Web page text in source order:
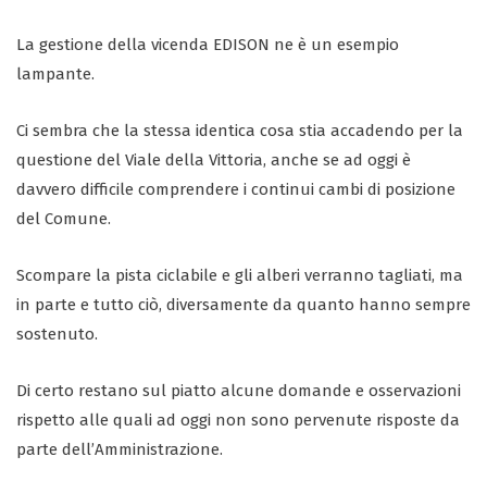
La gestione della vicenda EDISON ne è un esempio
lampante.
Ci sembra che la stessa identica cosa stia accadendo per la
questione del Viale della Vittoria, anche se ad oggi è
davvero difficile comprendere i continui cambi di posizione
del Comune.
Scompare la pista ciclabile e gli alberi verranno tagliati, ma
in parte e tutto ciò, diversamente da quanto hanno sempre
sostenuto.
Di certo restano sul piatto alcune domande e osservazioni
rispetto alle quali ad oggi non sono pervenute risposte da
parte dell’Amministrazione.